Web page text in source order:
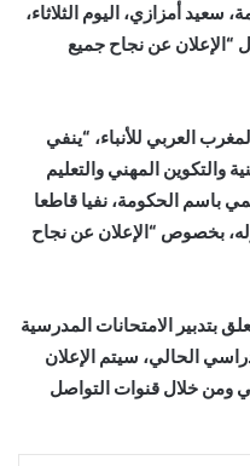
أمزازي، اليوم الثلاثاء،
“الإعلان عن نجاح جميع
العربي للأنباء، “ينفي
والتكوين المهني والتعليم
باسم الحكومة، نفيا قاطعا
بخصوص “الإعلان عن نجاح
بتدبير الامتحانات المدرسية
الحالي، سيتم الإعلان
خلال قنوات التواصل